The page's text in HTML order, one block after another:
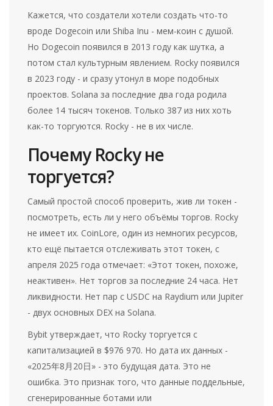
Кажется, что создатели хотели создать что-то
вроде Dogecoin или Shiba Inu - мем-коин с душой.
Но Dogecoin появился в 2013 году как шутка, а
потом стал культурным явлением. Rocky появился
в 2023 году - и сразу утонул в море подобных
проектов. Solana за последние два года родила
более 14 тысяч токенов. Только 387 из них хоть
как-то торгуются. Rocky - не в их числе.
Почему Rocky не
торгуется?
Самый простой способ проверить, жив ли токен -
посмотреть, есть ли у него объёмы торгов. Rocky
не имеет их. CoinLore, один из немногих ресурсов,
кто ещё пытается отслеживать этот токен, с
апреля 2025 года отмечает: «Этот токен, похоже,
неактивен». Нет торгов за последние 24 часа. Нет
ликвидности. Нет пар с USDC на Raydium или Jupiter
- двух основных DEX на Solana.
Bybit утверждает, что Rocky торгуется с
капитализацией в $976 970. Но дата их данных -
«2025年8月20日» - это будущая дата. Это не
ошибка. Это признак того, что данные поддельные,
сгенерированные ботами или